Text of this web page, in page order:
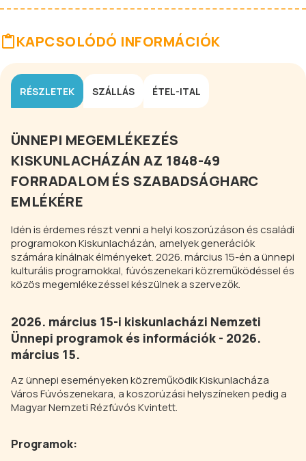
KAPCSOLÓDÓ INFORMÁCIÓK
RÉSZLETEK SZÁLLÁS ÉTEL-ITAL
ÜNNEPI MEGEMLÉKEZÉS
KISKUNLACHÁZÁN AZ 1848-49
FORRADALOM ÉS SZABADSÁGHARC
EMLÉKÉRE
Idén is érdemes részt venni a helyi koszorúzáson és családi
programokon Kiskunlacházán, amelyek generációk
számára kínálnak élményeket. 2026. március 15-én a ünnepi
kulturális programokkal, fúvószenekari közreműködéssel és
közös megemlékezéssel készülnek a szervezők.
2026. március 15-i kiskunlacházi Nemzeti
Ünnepi programok és információk - 2026.
március 15.
Az ünnepi eseményeken közreműködik Kiskunlacháza
Város Fúvószenekara, a koszorúzási helyszíneken pedig a
Magyar Nemzeti Rézfúvós Kvintett.
Programok: